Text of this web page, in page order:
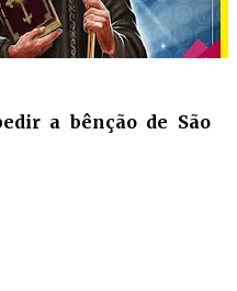
a bênção de São